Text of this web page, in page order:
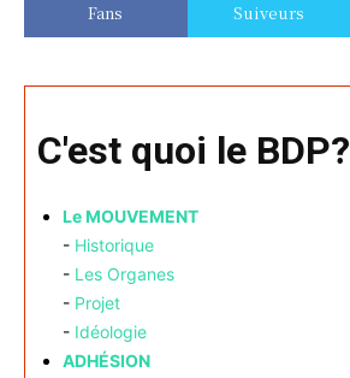
Fans Suiveurs
C'est quoi le BDP?
Le MOUVEMENT
- Historique
- Les Organes
- Projet
- Idéologie
ADHÉSION